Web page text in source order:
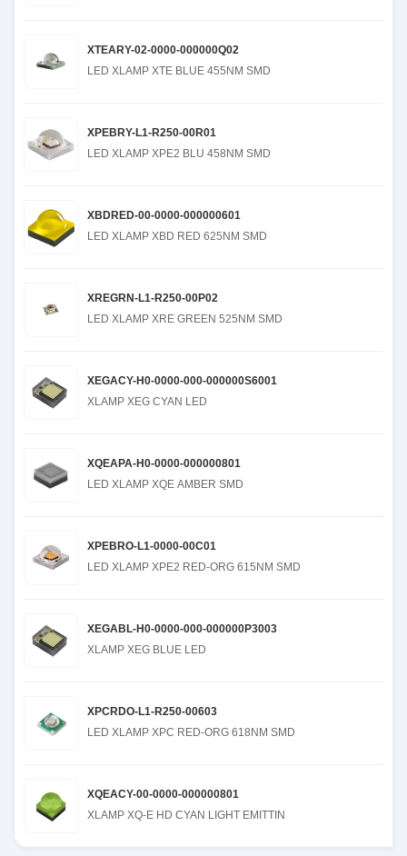
XTEARY-02-0000-000000Q02
LED XLAMP XTE BLUE 455NM SMD
XPEBRY-L1-R250-00R01
LED XLAMP XPE2 BLU 458NM SMD
XBDRED-00-0000-000000601
LED XLAMP XBD RED 625NM SMD
XREGRN-L1-R250-00P02
LED XLAMP XRE GREEN 525NM SMD
XEGACY-H0-0000-000-000000S6001
XLAMP XEG CYAN LED
XQEAPA-H0-0000-000000801
LED XLAMP XQE AMBER SMD
XPEBRO-L1-0000-00C01
LED XLAMP XPE2 RED-ORG 615NM SMD
XEGABL-H0-0000-000-000000P3003
XLAMP XEG BLUE LED
XPCRDO-L1-R250-00603
LED XLAMP XPC RED-ORG 618NM SMD
XQEACY-00-0000-000000801
XLAMP XQ-E HD CYAN LIGHT EMITTIN